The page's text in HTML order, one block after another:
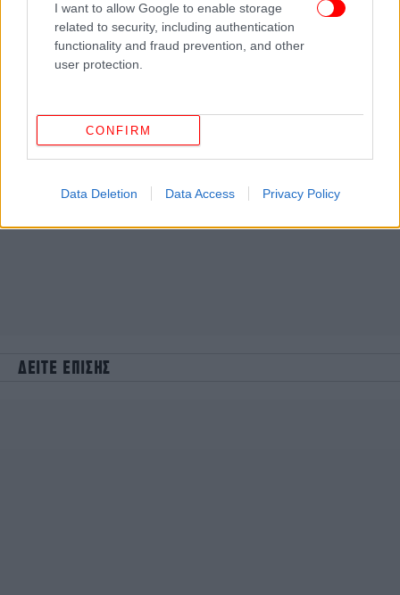
I want to allow Google to enable storage
related to security, including authentication
functionality and fraud prevention, and other
user protection.
CONFIRM
Data Deletion Data Access Privacy Policy
ΔΕΙΤΕ ΕΠΙΣΗΣ